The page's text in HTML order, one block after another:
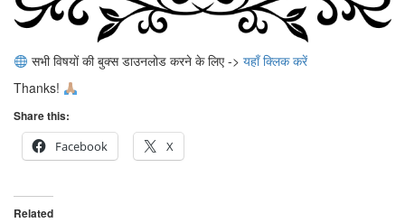
सभी विषयों की बुक्स डाउनलोड करने के लिए -> यहाँ क्लिक करें
Thanks!
Share this:
Facebook
X
Related